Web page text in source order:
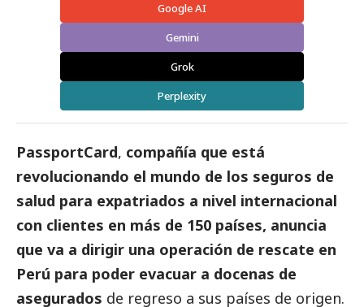
Google AI
Gemini
Grok
Perplexity
PassportCard, compañía que está
revolucionando el mundo de los seguros de
salud para expatriados a nivel internacional
con clientes en más de 150 países, anuncia
que va a dirigir una operación de rescate en
Perú para poder evacuar a docenas de
asegurados de regreso a sus países de origen.